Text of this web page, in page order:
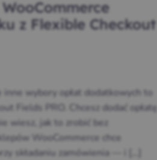
z Flexible Checkout
inne wybory opłat dodatkowych to
Fields PRO. Chcesz dodać opłatę
wiesz, jak to zrobić bez
WooCommerce chce
składaniu zamówienia — i […]